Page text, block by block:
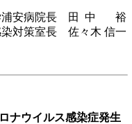
浦安病院長 田 中 裕
染対策室長 佐々木 信一
ナウイルス感染症発生